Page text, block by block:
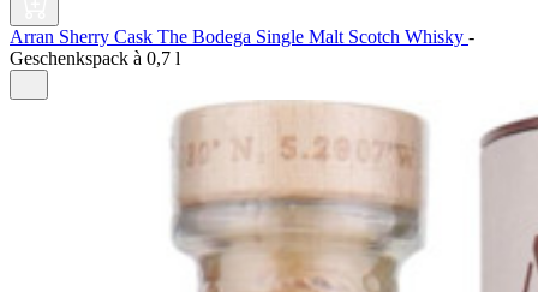
Arran Sherry Cask The Bodega Single Malt Scotch Whisky -
Geschenkspack à 0,7 l